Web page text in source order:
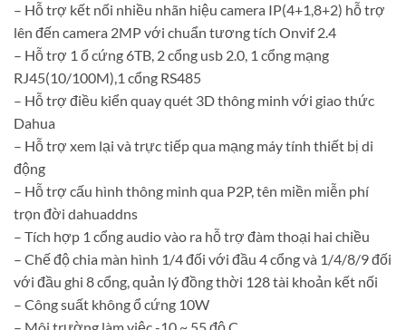
– Hỗ trợ kết nối nhiều nhãn hiệu camera IP(4+1,8+2) hỗ trợ
lên đến camera 2MP với chuẩn tương tích Onvif 2.4
– Hỗ trợ 1 ổ cứng 6TB, 2 cổng usb 2.0, 1 cổng mạng
RJ45(10/100M),1 cổng RS485
– Hỗ trợ điều kiển quay quét 3D thông minh với giao thức
Dahua
– Hỗ trợ xem lại và trực tiếp qua mạng máy tính thiết bị di
động
– Hỗ trợ cấu hình thông minh qua P2P, tên miền miễn phí
trọn đời dahuaddns
– Tích hợp 1 cổng audio vào ra hỗ trợ đàm thoại hai chiều
– Chế độ chia màn hình 1/4 đối với đầu 4 cổng và 1/4/8/9 đối
với đầu ghi 8 cổng, quản lý đồng thời 128 tài khoản kết nối
– Công suất không ổ cứng 10W